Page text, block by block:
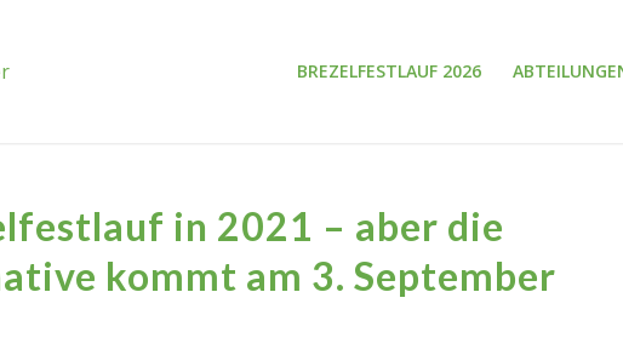
BREZELFESTLAUF 2026
in 2021 – aber die
kommt am 3. September